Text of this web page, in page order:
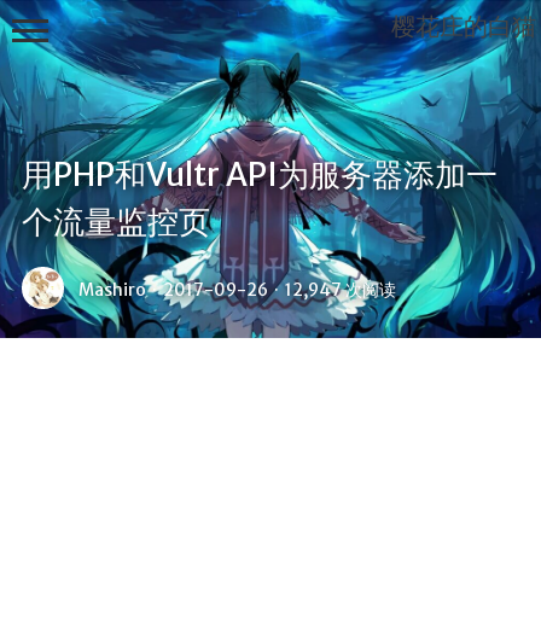
用PHP和Vultr API为服务器添加一
个流量监控页
Mashiro · 2017-09-26 · 12,947 次阅读
樱花庄的白猫
Mashiro
Sama...